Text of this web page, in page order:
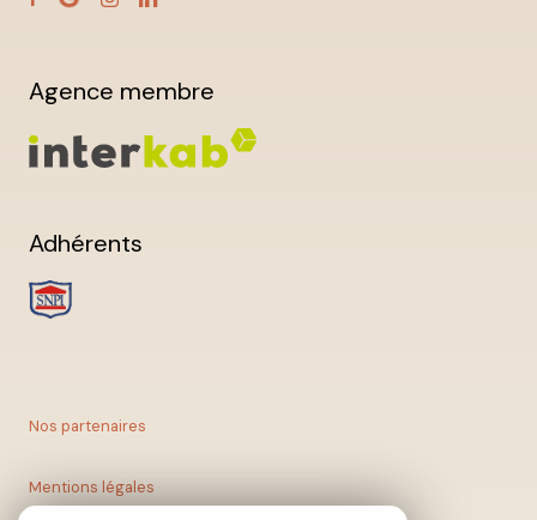
Agence membre
Adhérents
Nos partenaires
Mentions légales